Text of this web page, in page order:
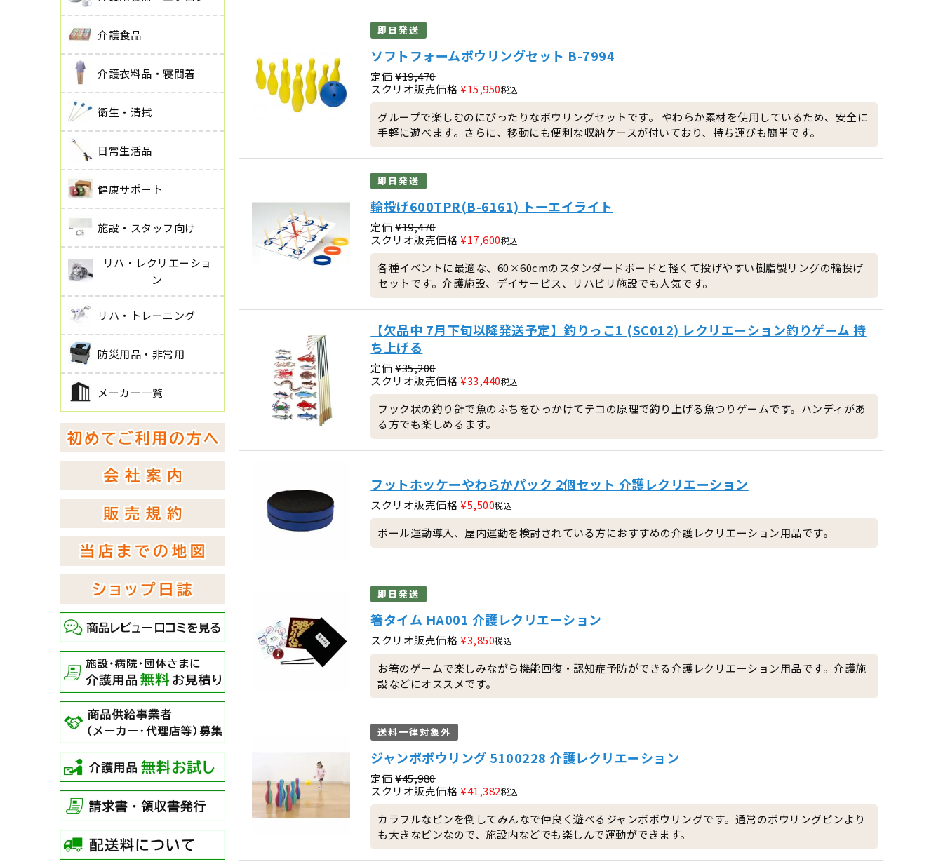
介護食品
介護衣料品・寝間着
衛生・清拭
日常生活品
健康サポート
施設・スタッフ向け
リハ・レクリエーショ
ン
リハ・トレーニング
防災用品・非常用
メーカー一覧
即日発送
ソフトフォームボウリングセット B-7994
定価 ¥19,470
スクリオ販売価格 ¥15,950税込
グループで楽しむのにぴったりなボウリングセットです。 やわらか素材を使用しているため、安全に
手軽に遊べます。さらに、移動にも便利な収納ケースが付いており、持ち運びも簡単です。
即日発送
輪投げ600TPR(B-6161) トーエイライト
定価 ¥19,470
スクリオ販売価格 ¥17,600税込
各種イベントに最適な、60×60cmのスタンダードボードと軽くて投げやすい樹脂製リングの輪投げ
セットです。介護施設、デイサービス、リハビリ施設でも人気です。
【欠品中 7月下旬以降発送予定】釣りっこ1 (SC012) レクリエーション釣りゲーム 持
ち上げる
定価 ¥35,200
スクリオ販売価格 ¥33,440税込
フック状の釣り針で魚のふちをひっかけてテコの原理で釣り上げる魚つりゲームです。ハンディがあ
る方でも楽しめるます。
フットホッケーやわらかパック 2個セット 介護レクリエーション
スクリオ販売価格 ¥5,500税込
ボール運動導入、屋内運動を検討されている方におすすめの介護レクリエーション用品です。
即日発送
箸タイム HA001 介護レクリエーション
スクリオ販売価格 ¥3,850税込
お箸のゲームで楽しみながら機能回復・認知症予防ができる介護レクリエーション用品です。介護施
設などにオススメです。
送料一律対象外
ジャンボボウリング 5100228 介護レクリエーション
定価 ¥45,980
スクリオ販売価格 ¥41,382税込
カラフルなピンを倒してみんなで仲良く遊べるジャンボボウリングです。通常のボウリングピンより
も大きなピンなので、施設内などでも楽しんで運動ができます。